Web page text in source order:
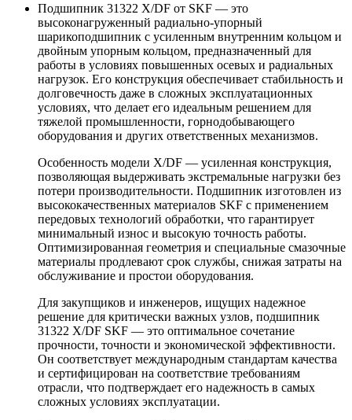
Подшипник 31322 X/DF от SKF — это
высоконагруженный радиально-упорный
шарикоподшипник с усиленным внутренним кольцом и
двойным упорным кольцом, предназначенный для
работы в условиях повышенных осевых и радиальных
нагрузок. Его конструкция обеспечивает стабильность и
долговечность даже в сложных эксплуатационных
условиях, что делает его идеальным решением для
тяжелой промышленности, горнодобывающего
оборудования и других ответственных механизмов.
Особенность модели X/DF — усиленная конструкция,
позволяющая выдерживать экстремальные нагрузки без
потери производительности. Подшипник изготовлен из
высококачественных материалов SKF с применением
передовых технологий обработки, что гарантирует
минимальный износ и высокую точность работы.
Оптимизированная геометрия и специальные смазочные
материалы продлевают срок службы, снижая затраты на
обслуживание и простои оборудования.
Для закупщиков и инженеров, ищущих надежное
решение для критически важных узлов, подшипник
31322 X/DF SKF — это оптимальное сочетание
прочности, точности и экономической эффективности.
Он соответствует международным стандартам качества
и сертифицирован на соответствие требованиям
отрасли, что подтверждает его надежность в самых
сложных условиях эксплуатации.